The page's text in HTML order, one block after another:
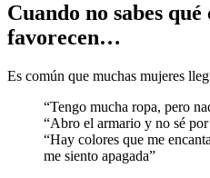
Cuando no sabes qué
favorecen…
Es común que muchas mujeres
“Tengo mucha ropa, pero
“Abro el armario y no sé
“Hay colores que me
me siento apagada”